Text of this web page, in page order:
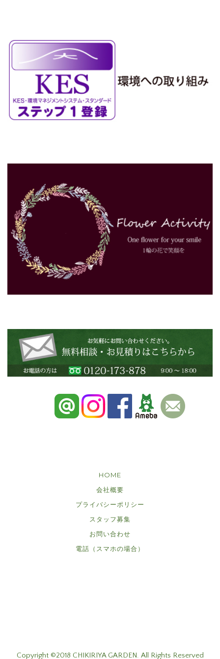
HOME
会社概要
プライバシーポリシー
スタッフ募集
お問い合わせ
電話（スマホの場合）
Copyright ©2018 CHIKIRIYA GARDEN. All Rights Reserved